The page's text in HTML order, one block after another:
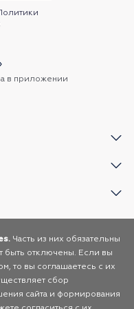
в приложении
Часть из них обязательны
быть отключены. Если вы
то вы соглашаетесь с их
сбор
сайта и формирования